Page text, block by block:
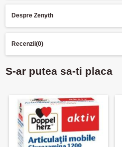
Despre Zenyth
Recenzii(0)
S-ar putea sa-ti placa